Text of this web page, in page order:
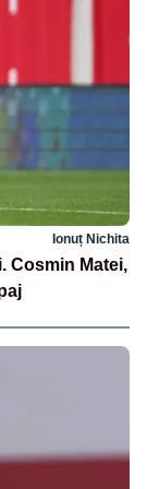
Ionuț Nichita
Cosmin Matei,